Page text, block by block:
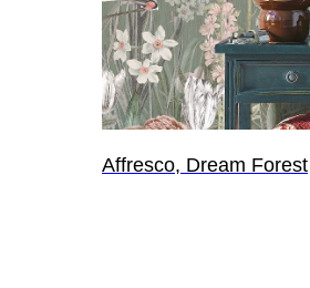
Affresco, Dream Forest